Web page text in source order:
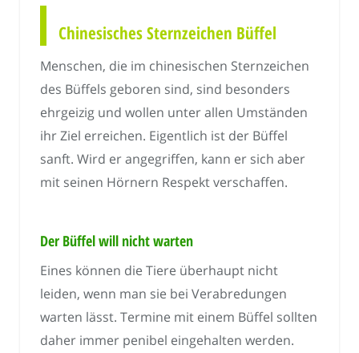
Chinesisches Sternzeichen Büffel
Menschen, die im chinesischen Sternzeichen
des Büffels geboren sind, sind besonders
ehrgeizig und wollen unter allen Umständen
ihr Ziel erreichen. Eigentlich ist der Büffel
sanft. Wird er angegriffen, kann er sich aber
mit seinen Hörnern Respekt verschaffen.
Der Büffel will nicht warten
Eines können die Tiere überhaupt nicht
leiden, wenn man sie bei Verabredungen
warten lässt. Termine mit einem Büffel sollten
daher immer penibel eingehalten werden.